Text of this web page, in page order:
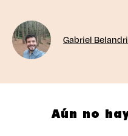
Gabriel
Aún no